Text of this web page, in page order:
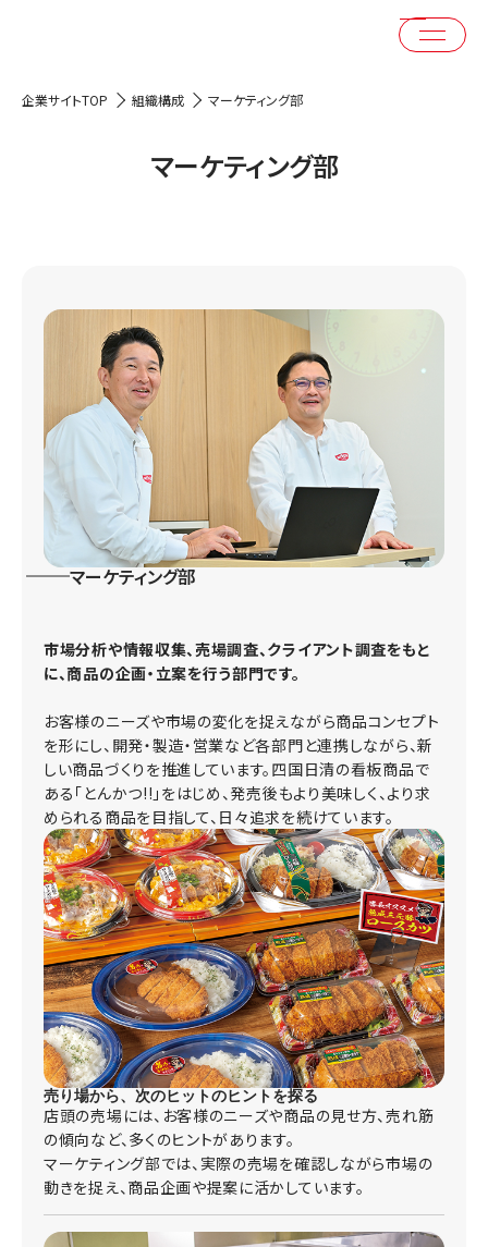
企業サイトTOP 組織構成 マーケティング部
マーケティング部
マーケティング部
市場分析や情報収集、売場調査、クライアント調査をもと
に、商品の企画・立案を行う部門です。
お客様のニーズや市場の変化を捉えながら商品コンセプト
を形にし、開発・製造・営業など各部門と連携しながら、新
しい商品づくりを推進しています。四国日清の看板商品で
ある「とんかつ!!」をはじめ、発売後もより美味しく、より求
められる商品を目指して、日々追求を続けています。
売り場から、次のヒットのヒントを探る
店頭の売場には、お客様のニーズや商品の見せ方、売れ筋
の傾向など、多くのヒントがあります。
マーケティング部では、実際の売場を確認しながら市場の
動きを捉え、商品企画や提案に活かしています。